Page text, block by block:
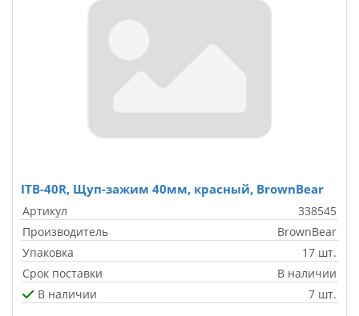
ITB-40R, Щуп-зажим 40мм, красный, BrownBear
Артикул
338545
Производитель
BrownBear
Упаковка
17 шт.
Срок поставки
В наличии
В наличии
7 шт.